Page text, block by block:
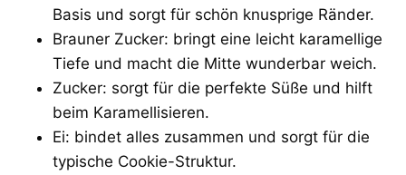
Basis und sorgt für schön knusprige Ränder.
Brauner Zucker: bringt eine leicht karamellige
Tiefe und macht die Mitte wunderbar weich.
Zucker: sorgt für die perfekte Süße und hilft
beim Karamellisieren.
Ei: bindet alles zusammen und sorgt für die
typische Cookie-Struktur.